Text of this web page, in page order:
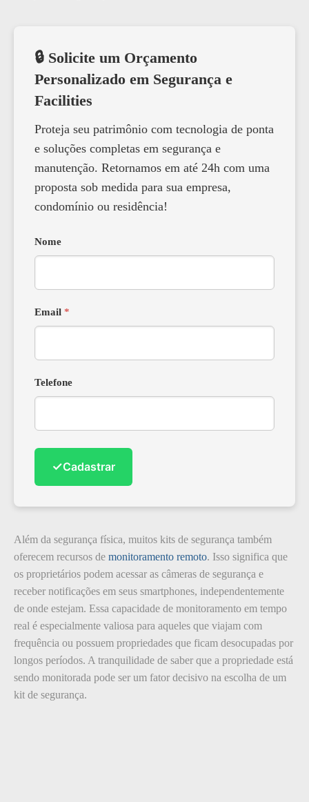
🔒 Solicite um Orçamento
Personalizado em Segurança e
Facilities
Proteja seu patrimônio com tecnologia de ponta
e soluções completas em segurança e
manutenção. Retornamos em até 24h com uma
proposta sob medida para sua empresa,
condomínio ou residência!
Nome
Email *
Telefone
✓Cadastrar
Além da segurança física, muitos kits de segurança também
oferecem recursos de monitoramento remoto. Isso significa que
os proprietários podem acessar as câmeras de segurança e
receber notificações em seus smartphones, independentemente
de onde estejam. Essa capacidade de monitoramento em tempo
real é especialmente valiosa para aqueles que viajam com
frequência ou possuem propriedades que ficam desocupadas por
longos períodos. A tranquilidade de saber que a propriedade está
sendo monitorada pode ser um fator decisivo na escolha de um
kit de segurança.